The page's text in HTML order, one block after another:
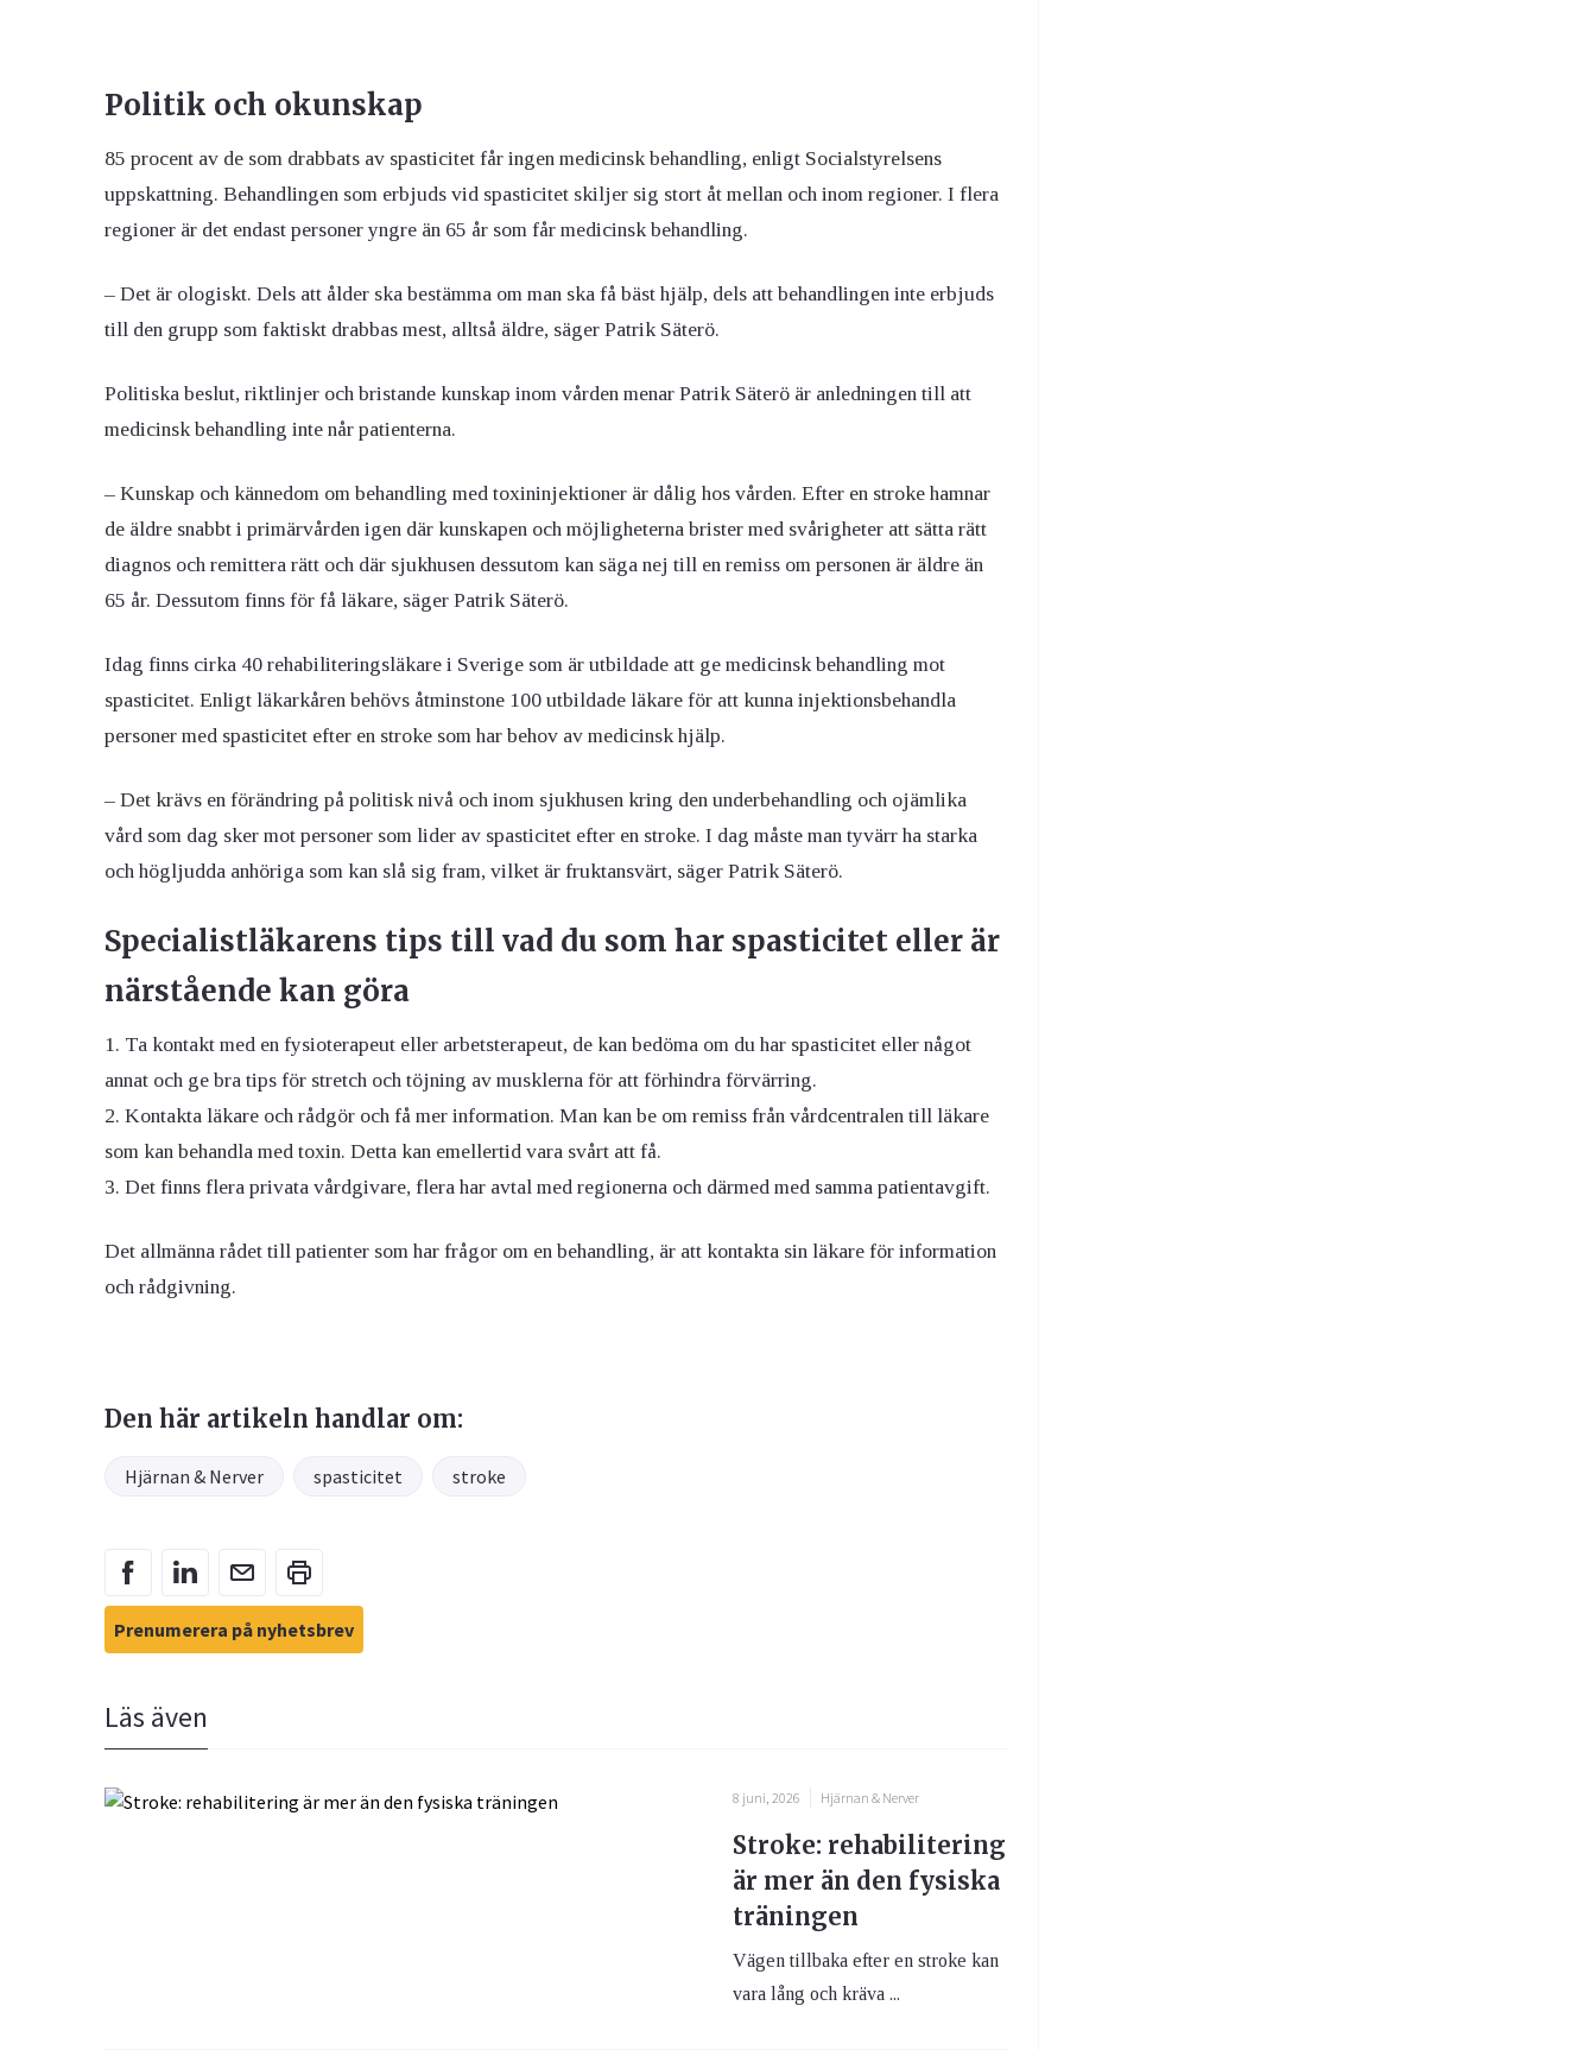
Politik och okunskap
85 procent av de som drabbats av spasticitet får ingen medicinsk behandling, enligt Socialstyrelsens
uppskattning. Behandlingen som erbjuds vid spasticitet skiljer sig stort åt mellan och inom regioner. I flera
regioner är det endast personer yngre än 65 år som får medicinsk behandling.
– Det är ologiskt. Dels att ålder ska bestämma om man ska få bäst hjälp, dels att behandlingen inte erbjuds
till den grupp som faktiskt drabbas mest, alltså äldre, säger Patrik Säterö.
Politiska beslut, riktlinjer och bristande kunskap inom vården menar Patrik Säterö är anledningen till att
medicinsk behandling inte når patienterna.
– Kunskap och kännedom om behandling med toxininjektioner är dålig hos vården. Efter en stroke hamnar
de äldre snabbt i primärvården igen där kunskapen och möjligheterna brister med svårigheter att sätta rätt
diagnos och remittera rätt och där sjukhusen dessutom kan säga nej till en remiss om personen är äldre än
65 år. Dessutom finns för få läkare, säger Patrik Säterö.
Idag finns cirka 40 rehabiliteringsläkare i Sverige som är utbildade att ge medicinsk behandling mot
spasticitet. Enligt läkarkåren behövs åtminstone 100 utbildade läkare för att kunna injektionsbehandla
personer med spasticitet efter en stroke som har behov av medicinsk hjälp.
– Det krävs en förändring på politisk nivå och inom sjukhusen kring den underbehandling och ojämlika
vård som dag sker mot personer som lider av spasticitet efter en stroke. I dag måste man tyvärr ha starka
och högljudda anhöriga som kan slå sig fram, vilket är fruktansvärt, säger Patrik Säterö.
Specialistläkarens tips till vad du som har spasticitet eller är
närstående kan göra
Ta kontakt med en fysioterapeut eller arbetsterapeut, de kan bedöma om du har spasticitet eller något
annat och ge bra tips för stretch och töjning av musklerna för att förhindra förvärring.
Kontakta läkare och rådgör och få mer information. Man kan be om remiss från vårdcentralen till läkare
som kan behandla med toxin. Detta kan emellertid vara svårt att få.
Det finns flera privata vårdgivare, flera har avtal med regionerna och därmed med samma patientavgift.
Det allmänna rådet till patienter som har frågor om en behandling, är att kontakta sin läkare för information
och rådgivning.
Den här artikeln handlar om:
Hjärnan & Nerver spasticitet stroke
Prenumerera på nyhetsbrev
Läs även
8 juni, 2026 Hjärnan & Nerver
Stroke: rehabilitering
är mer än den fysiska
träningen
Vägen tillbaka efter en stroke kan
vara lång och kräva ...